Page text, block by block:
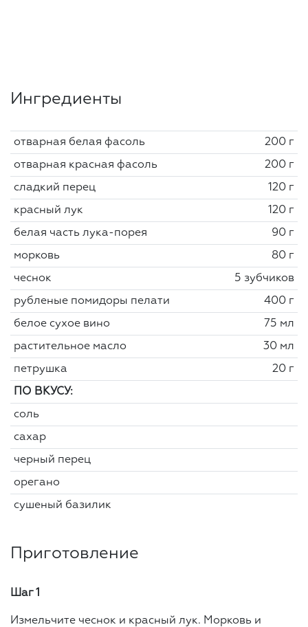
Ингредиенты
отварная белая фасоль 200 г
отварная красная фасоль 200 г
сладкий перец 120 г
красный лук 120 г
белая часть лука-порея 90 г
морковь 80 г
чеснок 5 зубчиков
рубленые помидоры пелати 400 г
белое сухое вино 75 мл
растительное масло 30 мл
петрушка 20 г
ПО ВКУСУ:
соль
сахар
черный перец
орегано
сушеный базилик
Приготовление
Шаг 1
Измельчите чеснок и красный лук. Морковь и